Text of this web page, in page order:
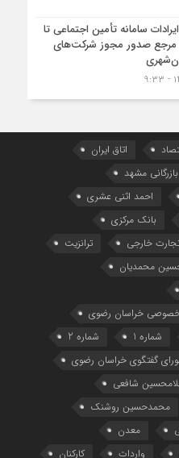
سامانه تأمین اجتماعی تا
مرجع صدور مجوز شرکت‌های
اتاق ایران
مشهد
احمد اثنی عشری
بانک مرکزی
خارجی
ترانزیت
محمدیان
خصوصی خراسان رضوی
شماره 1
شماره 2
گفتگوی خراسان رضوی
شافعی
محمدحسین روشنک
معدن
واردات کارکنان